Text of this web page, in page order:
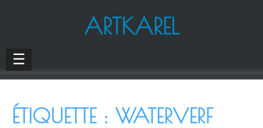
ARTKAREL
☰
ÉTIQUETTE : WATERVERF